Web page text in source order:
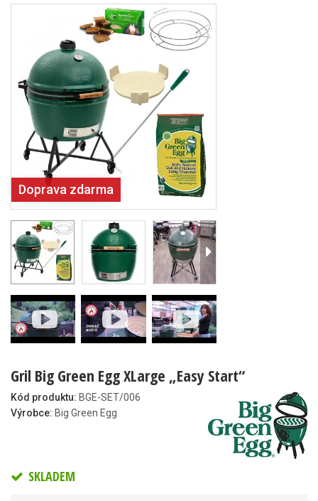
Doprava zdarma
Gril Big Green Egg XLarge „Easy Start“
Kód produktu: BGE-SET/006
Výrobce: Big Green Egg
SKLADEM